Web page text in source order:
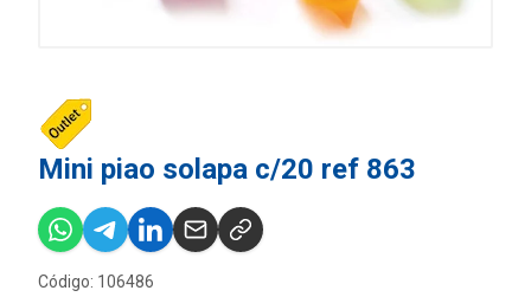
Mini piao solapa c/20 ref 863
Código: 106486